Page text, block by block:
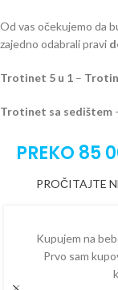
Od vas očekujemo da
zajedno odabrali pravi
Trotinet 5 u 1 –
Trotinet sa sedištem
PREKO 85
PROČITAJTE
Kupujem na
Prvo sam